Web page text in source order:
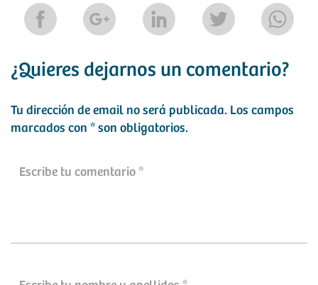
¿Quieres dejarnos un comentario?
Tu dirección de email no será publicada. Los campos
marcados con * son obligatorios.